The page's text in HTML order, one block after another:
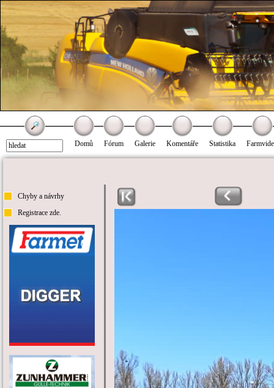
Domů Fórum Galerie Komentáře Statistika
Chyby a návrhy
Registrace zde.